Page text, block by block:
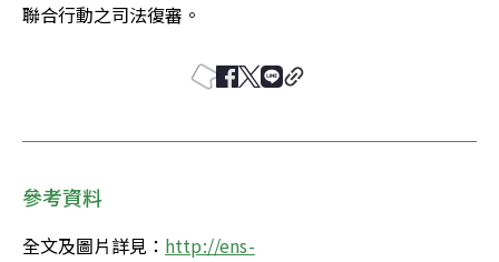
聯合行動之司法復審。
參考資料
全文及圖片詳見： http://ens-